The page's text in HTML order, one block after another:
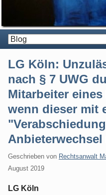
LG Köln:
nach § 7 UWG
Mitarbeiter
wenn dieser mit
Geschrieben von Rechtsanwalt
August 2019
LG Köln